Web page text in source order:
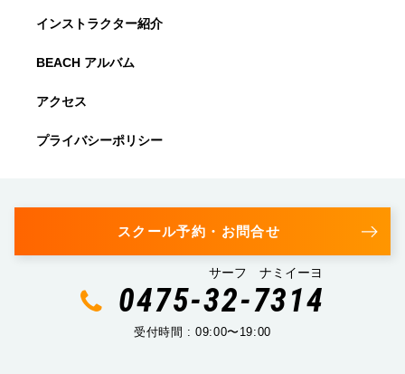
インストラクター紹介
BEACH アルバム
アクセス
プライバシーポリシー
スクール予約・お問合せ
サーフ ナミイーヨ
0475-32-7314
受付時間 : 09:00〜19:00